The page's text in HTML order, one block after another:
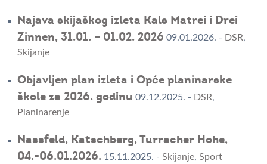
Najava skijaškog izleta Kals Matrei i Drei
Zinnen, 31.01. – 01.02. 2026 09.01.2026. - DSR,
Skijanje
Objavljen plan izleta i Opće planinarske
škole za 2026. godinu 09.12.2025. - DSR,
Planinarenje
Nassfeld, Katschberg, Turracher Hohe,
04.-06.01.2026. 15.11.2025. - Skijanje, Sport